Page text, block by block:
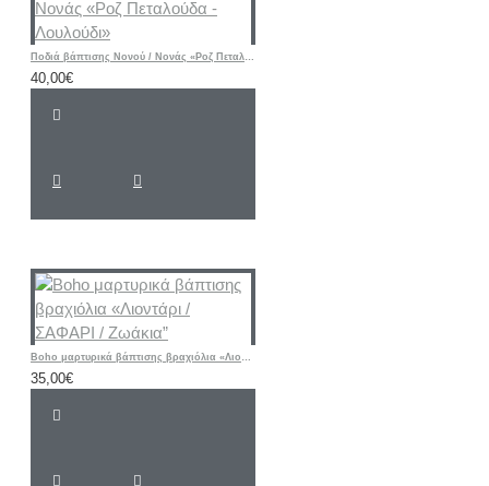
Ποδιά βάπτισης Νονού / Νονάς «Ροζ Πεταλούδα - Λουλούδι»
40,00€
Boho μαρτυρικά βάπτισης βραχιόλια «Λιοντάρι / ΣΑΦΑΡΙ / Ζωάκια”
35,00€